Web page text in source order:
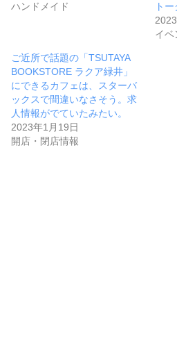
ハンドメイド
ト
イベ
ご近所で話題の「TSUTAYA
BOOKSTORE ラクア緑井」
にできるカフェは、スターバ
ックスで間違いなさそう。求
人情報がでていたみたい。
2023年1月19日
開店・閉店情報